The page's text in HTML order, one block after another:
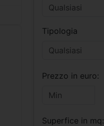
Tipologia
Prezzo in euro:
Superfice in mq: